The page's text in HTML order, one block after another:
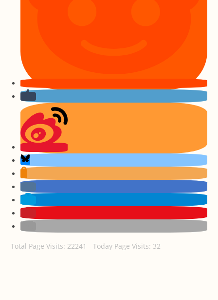
Total Page Visits: 22241 - Today Page Visits: 32